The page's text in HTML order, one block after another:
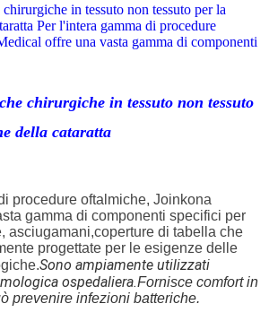
in tessuto non tessuto per la
Per l'intera gamma di procedure
offre una vasta gamma di componenti
chirurgiche in tessuto non tessuto
della cataratta
procedure oftalmiche, Joinkona
gamma di componenti specifici per
asciugamani,coperture di tabella che
progettate per le esigenze delle
Sono ampiamente utilizzati
ospedaliera.Fornisce comfort in
prevenire infezioni batteriche.